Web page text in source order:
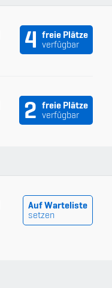
4 freie Plätze
verfügbar
2 freie Plätze
verfügbar
Auf Warteliste
setzen